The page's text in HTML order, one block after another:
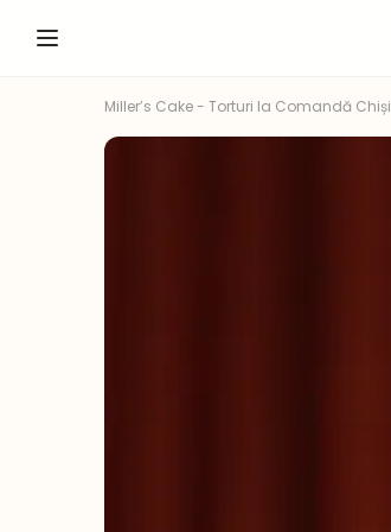
Miller’s Cake - Torturi la Comandă